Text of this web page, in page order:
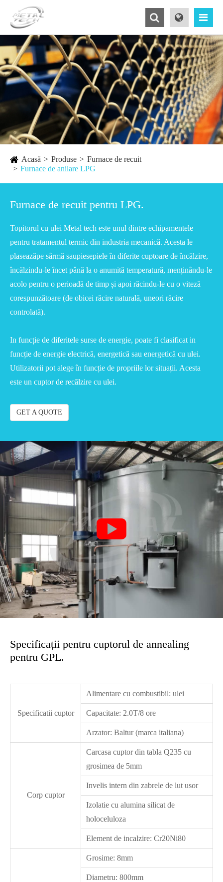
Acasă Produse
Furnace de recuit
Furnace de anilare LPG
Furnace de recuit pentru LPG.
Topitorul cu ulei Metal tech este unul dintre echipamentele
pentru tratamentul termic din industria mecanică. Acesta le
plaseazăpe sârmă saupiesepiele în diferite cuptoare de încălzire,
încălzindu-le încet până la o anumită temperatură, menținându-le
acolo pentru o perioadă de timp și apoi răcindu-le cu o viteză
corespunzătoare (de obicei răcire naturală, uneori răcire
controlată).
In funcție de diferitele surse de energie, poate fi clasificat in
funcție de energie electrică, energetică sau energetică cu ulei.
Utilizatorii pot alege în funcție de propriile lor situații. Acesta
este un cuptor de recălzire cu ulei.
GET A QUOTE

Specificații pentru cuptorul de annealing
pentru GPL.
Specificatii cuptor
Alimentare cu combustibil: ulei
Capacitate: 2.0T/8 ore
Arzator: Baltur (marca italiana)
Corp cuptor
Carcasa cuptor din tabla Q235 cu
grosimea de 5mm
Invelis intern din zabrele de lut usor
Izolatie cu alumina silicat de
holoceluloza
Element de incalzire: Cr20Ni80
Grosime: 8mm
Diametru: 800mm